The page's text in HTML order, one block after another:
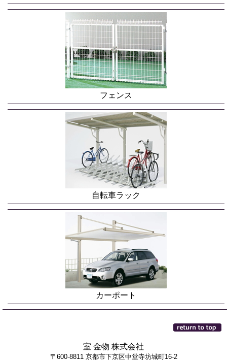
フェンス
自転車ラック
カーポート
室 金物 株式会社
〒600-8811 京都市下京区中堂寺坊城町16-2